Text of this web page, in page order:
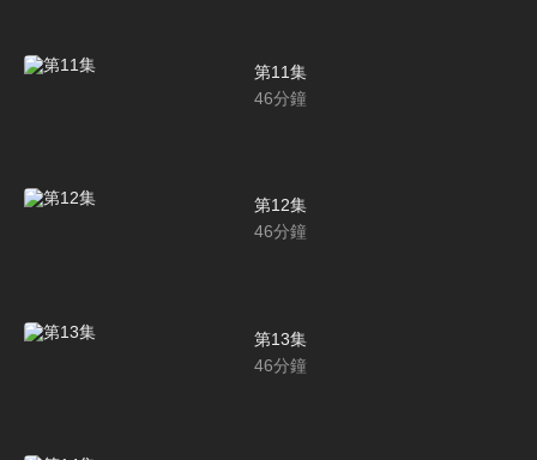
第11集
46分鐘
第12集
46分鐘
第13集
46分鐘